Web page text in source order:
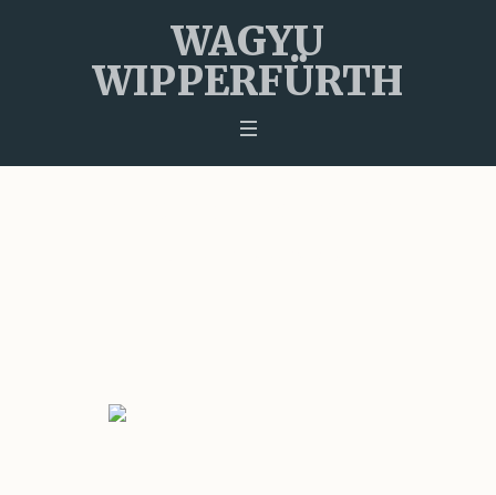
WAGYU
WIPPERFÜRTH